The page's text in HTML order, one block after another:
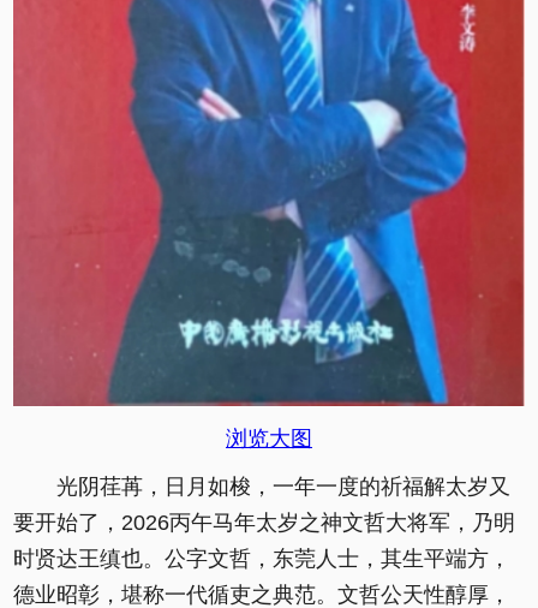
浏览大图
光阴荏苒，日月如梭，一年一度的祈福解太岁又
要开始了，2026丙午马年太岁之神文哲大将军，乃明
时贤达王缜也。公字文哲，东莞人士，其生平端方，
德业昭彰，堪称一代循吏之典范。文哲公天性醇厚，